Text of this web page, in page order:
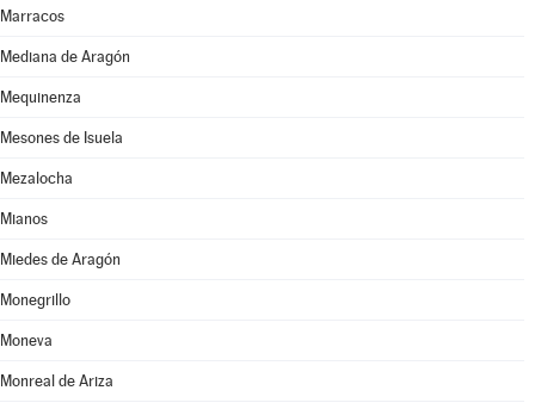
Marracos
Mediana de Aragón
Mequinenza
Mesones de Isuela
Mezalocha
Mianos
Miedes de Aragón
Monegrillo
Moneva
Monreal de Ariza